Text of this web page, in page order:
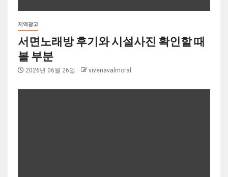
지역광고
서면노래방 후기와 시설사진 확인할 때
볼 부분
2026년 06월 26일 vivenavalmoral